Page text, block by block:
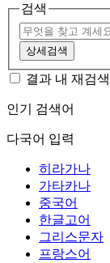
검색
상세검색
결과 내 재검색
인기 검색어
다국어 입력
히라가나
가타카나
중국어
한글고어
그리스문자
프랑스어